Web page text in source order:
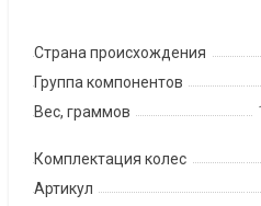
Страна происхождения
Группа компонентов
Вес, граммов
Комплектация колес
Артикул